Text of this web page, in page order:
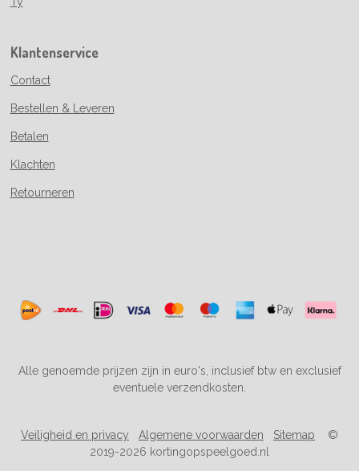
Klantenservice
Contact
Bestellen & Leveren
Betalen
Klachten
Retourneren
Alle genoemde prijzen zijn in euro's, inclusief btw en exclusief
eventuele verzendkosten.
Veiligheid en privacy Algemene voorwaarden Sitemap ©
2019-2026 kortingopspeelgoed.nl